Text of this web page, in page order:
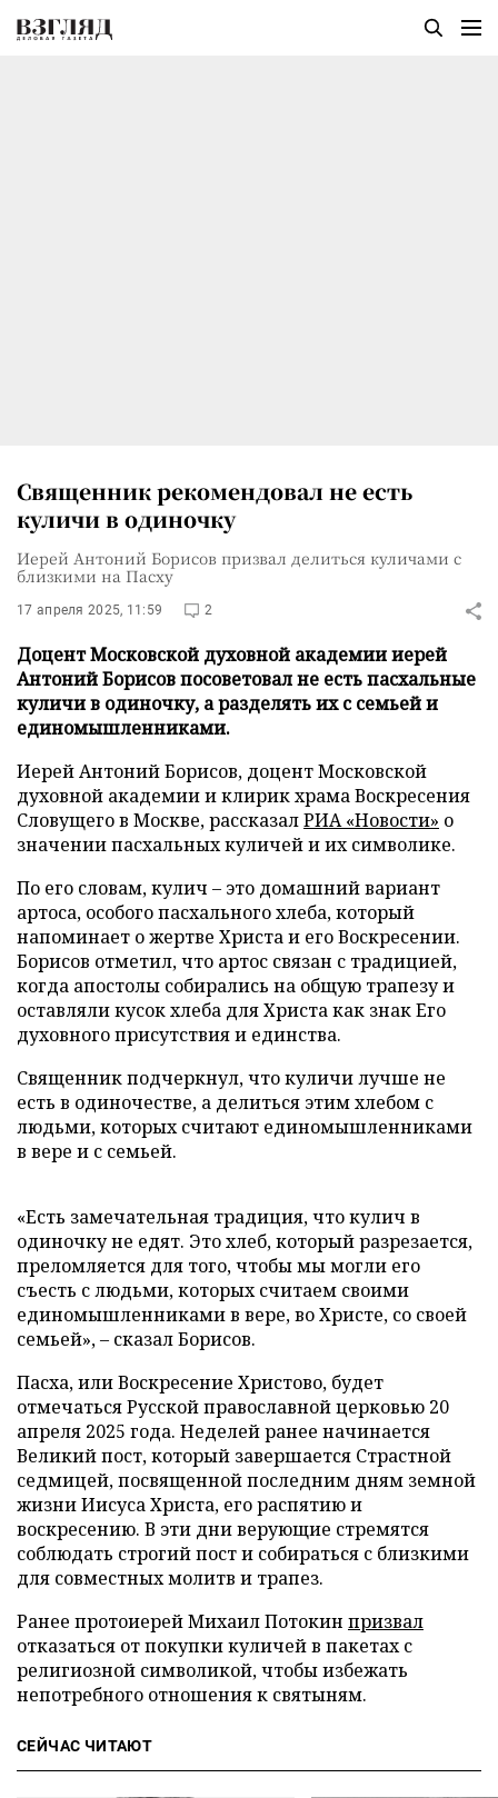
Священник рекомендовал не есть
куличи в одиночку
Иерей Антоний Борисов призвал делиться куличами с
близкими на Пасху
17 апреля 2025, 11:59 2
Доцент Московской духовной академии иерей
Антоний Борисов посоветовал не есть пасхальные
куличи в одиночку, а разделять их с семьей и
единомышленниками.
Иерей Антоний Борисов, доцент Московской
духовной академии и клирик храма Воскресения
Словущего в Москве, рассказалРИА «Новости» о
значении пасхальных куличей и их символике.
По его словам, кулич – это домашний вариант
артоса, особого пасхального хлеба, который
напоминает о жертве Христа и его Воскресении.
Борисов отметил, что артос связан с традицией,
когда апостолы собирались на общую трапезу и
оставляли кусок хлеба для Христа как знак Его
духовного присутствия и единства.
Священник подчеркнул, что куличи лучше не
есть в одиночестве, а делиться этим хлебом с
людьми, которых считают единомышленниками
в вере и с семьей.
«Есть замечательная традиция, что кулич в
одиночку не едят. Это хлеб, который разрезается,
преломляется для того, чтобы мы могли его
съесть с людьми, которых считаем своими
единомышленниками в вере, во Христе, со своей
семьей», – сказал Борисов.
Пасха, или Воскресение Христово, будет
отмечаться Русской православной церковью 20
апреля 2025 года. Неделей ранее начинается
Великий пост, который завершается Страстной
седмицей, посвященной последним дням земной
жизни Иисуса Христа, его распятию и
воскресению. В эти дни верующие стремятся
соблюдать строгий пост и собираться с близкими
для совместных молитв и трапез.
Ранее протоиерей Михаил Потокин призвал
отказаться от покупки куличей в пакетах с
религиозной символикой, чтобы избежать
непотребного отношения к святыням.
СЕЙЧАС ЧИТАЮТ